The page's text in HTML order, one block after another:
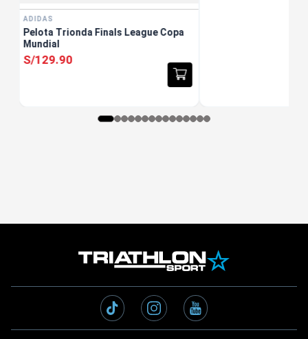
ADIDAS
Pelota Trionda Finals League Copa
Mundial
S/129.90